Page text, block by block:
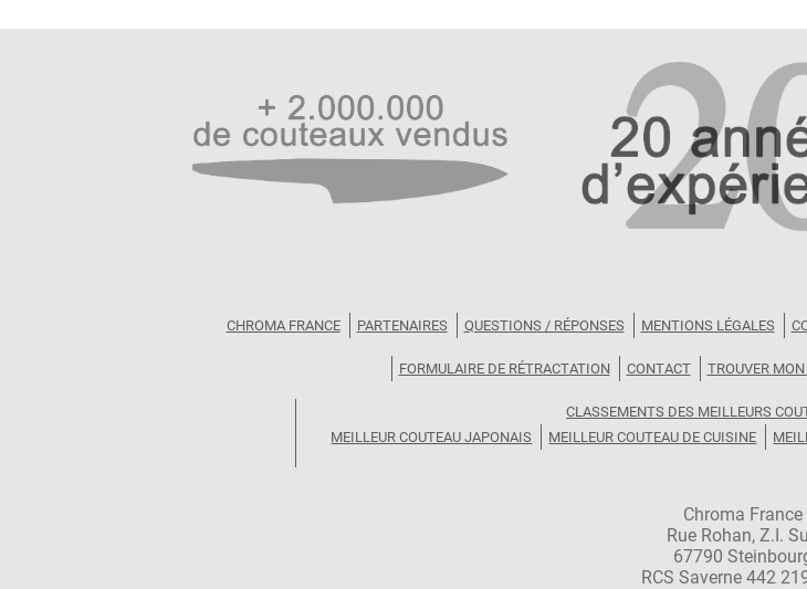
CHROMA FRANCE PARTENAIRES QUESTIONS / RÉPONSES MENTIONS LÉGALES
FORMULAIRE DE RÉTRACTATION CONTACT TROUVER
CLASSEMENTS DES MEILLEURS
MEILLEUR COUTEAU JAPONAIS
MEILLEUR COUTEAU DE CUISINE
Chroma France
Rue Rohan, Z.I.
67790
RCS Saverne 442